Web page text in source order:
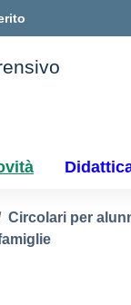
Circolari per